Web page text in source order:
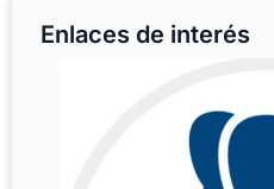
Enlaces de interés